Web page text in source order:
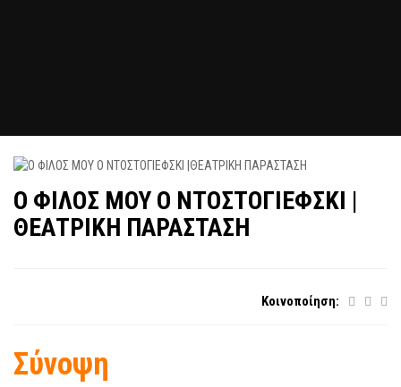
Ο ΦΙΛΟΣ ΜΟΥ Ο ΝΤΟΣΤΟΓΙΕΦΣΚΙ |
ΘΕΑΤΡΙΚΗ ΠΑΡΑΣΤΑΣΗ
Κοινοποίηση:
Σύνοψη